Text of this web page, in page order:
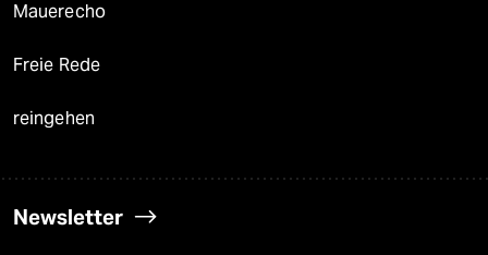
Mauerecho
Freie Rede
reingehen
Newsletter